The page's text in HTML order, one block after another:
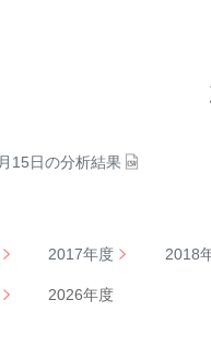
15日の分析結果
2017年度 2018
2026年度